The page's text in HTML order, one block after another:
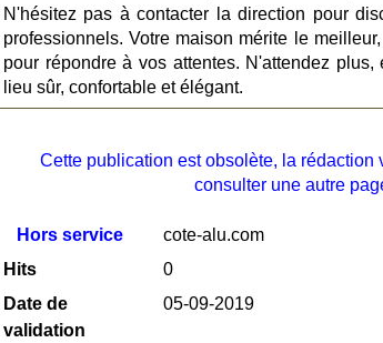
N'hésitez pas à contacter la direction pour
professionnels. Votre maison mérite le
pour répondre à vos attentes. N'attendez
lieu sûr, confortable et élégant.
Cette publication est obsolète, la rédaction
consulter une autre
Hors service
cote-alu.com
Hits
0
Date de
validation
05-09-2019